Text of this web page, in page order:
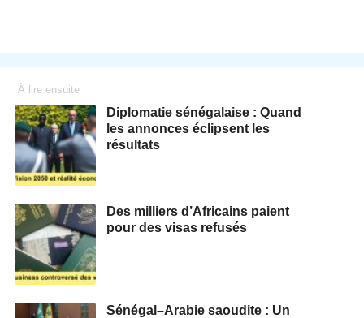
À lire ensuite
Diplomatie sénégalaise : Quand
les annonces éclipsent les
résultats
Des milliers d’Africains paient
pour des visas refusés
Sénégal–Arabie saoudite : Un